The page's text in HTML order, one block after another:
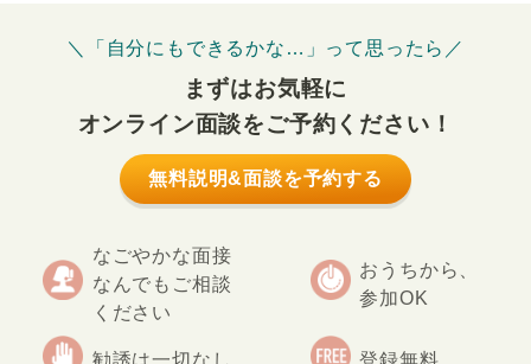
＼「自分にもできるかな…」って思ったら／
まずはお気軽に
オンライン面談をご予約ください！
無料説明&面談を予約する
なごやかな面接
なんでもご相談
ください
おうちから、
参加OK